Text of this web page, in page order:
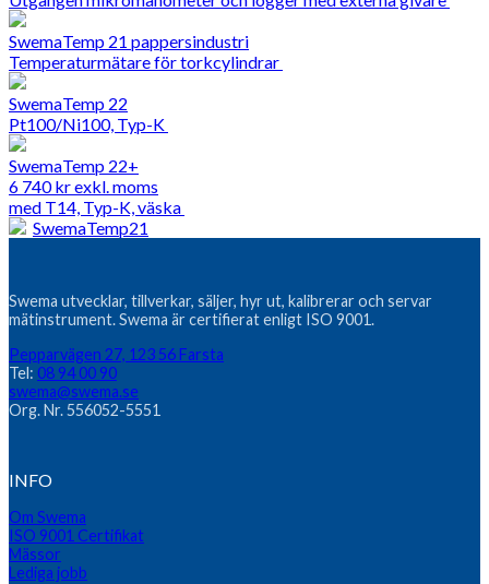
SwemaTemp 21 pappersindustri
Temperaturmätare för torkcylindrar
SwemaTemp 22
Pt100/Ni100, Typ-K
SwemaTemp 22+
6 740krexkl. moms
med T14, Typ-K, väska
SwemaTemp21
Swema utvecklar, tillverkar, säljer, hyr ut, kalibrerar och servar
mätinstrument. Swema är certifierat enligt ISO 9001.
Pepparvägen 27, 123 56 Farsta
Tel: 08 94 00 90
swema@swema.se
Org. Nr. 556052-5551
INFO
Om Swema
ISO 9001 Certifikat
Mässor
Lediga jobb